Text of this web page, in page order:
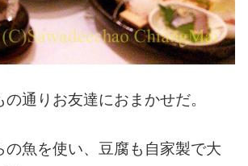
通りお友達におまかせだ。
の魚を使い、豆腐も自家製で大